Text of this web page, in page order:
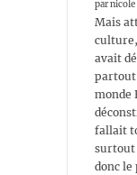
par
Mais
culture,
avait
monde
fallait
surtout
donc le